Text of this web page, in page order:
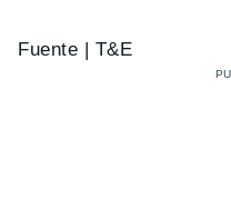
Fuente | T&E